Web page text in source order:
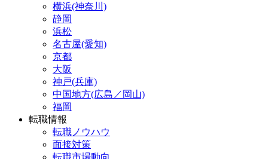
横浜(神奈川)
静岡
浜松
名古屋(愛知)
京都
大阪
神戸(兵庫)
中国地方(広島／岡山)
福岡
転職情報
転職ノウハウ
面接対策